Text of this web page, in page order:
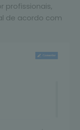
profissionais,
de acordo com